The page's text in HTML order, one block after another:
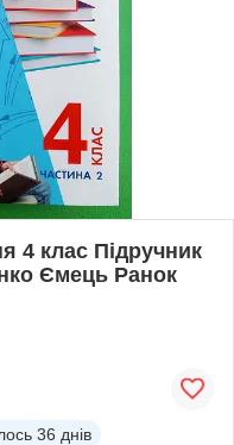
4 клас Підручник
Ємець Ранок
36 днів